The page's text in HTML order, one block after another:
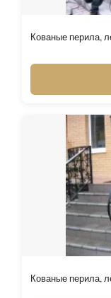
Кованые перила,
Кованые перила,